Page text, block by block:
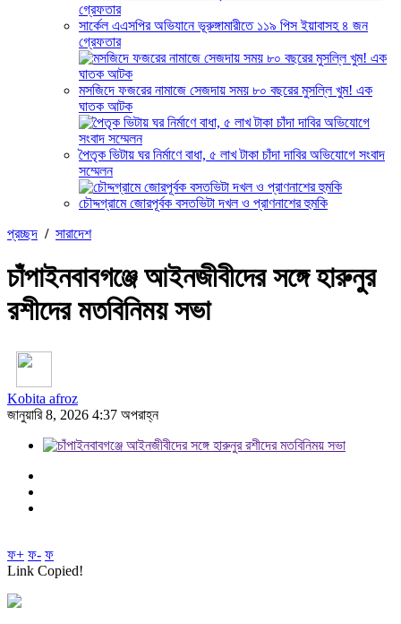
সার্কেল এএসপির অভিযানে ভূরুঙ্গামারীতে ১১৯ পিস ইয়াবাসহ ৪ জন
গ্রেফতার
মসজিদে ফজরের নামাজে সেজদায় সময় ৮০ বছরের মুসল্লি খুম! এক
ঘাতক আটক
পৈতৃক ভিটায় ঘর নির্মাণে বাধা, ৫ লাখ টাকা চাঁদা দাবির অভিযোগে সংবাদ
সম্মেলন
চৌদ্দগ্রামে জোরপূর্বক বসতভিটা দখল ও প্রাণনাশের হুমকি
প্রচ্ছদ / সারাদেশ
চাঁপাইনবাবগঞ্জে আইনজীবীদের সঙ্গে হারুনুর
রশীদের মতবিনিময় সভা
Kobita afroz
জানুয়ারি 8, 2026 4:37 অপরাহ্ন
ফ+ ফ- ফ
Link Copied!